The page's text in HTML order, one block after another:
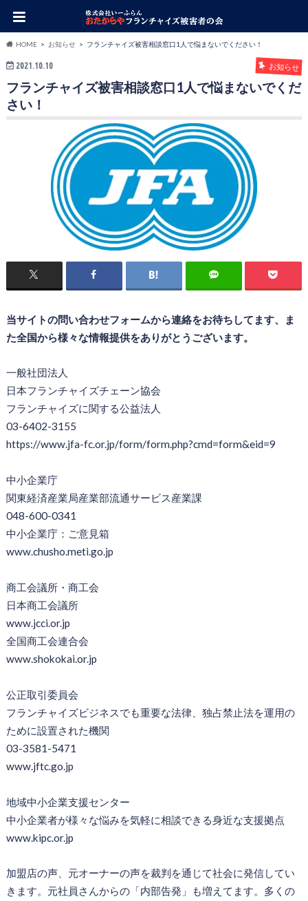
HOME お知らせ フランチャイズ被害相談窓口1人で悩まないでください！
2021.10.10 お知らせ
フランチャイズ被害相談窓口1人で悩まないでくだ
さい！
当サイトの問い合わせフォームから連絡をお待ちしてます、ま
た全国から様々な情報提供をありがとうございます。
一般社団法人
日本フランチャイズチェーン協会
フランチャイズに関する公益法人
03-6402-3155
https://www.jfa-fc.or.jp/form/form.php?cmd=form&eid=9
中小企業庁
関東経済産業局産業部流通サービス産業課
048-600-0341
中小企業庁：ご意見箱
www.chusho.meti.go.jp
商工会議所・商工会
日本商工会議所
www.jcci.or.jp
全国商工会連合会
www.shokokai.or.jp
公正取引委員会
フランチャイズビジネスでも重要な法律、独占禁止法を運用の
ために設置された機関
03-3581-5471
www.jftc.go.jp
地域中小企業支援センター
中小企業者が様々な悩みを気軽に相談できる身近な支援拠点
www.kipc.or.jp
加盟店の声、元オーナーの声を裁判を通じて社会に発信してい
きます。元社員さんからの「内部告発」も増えてます。多くの